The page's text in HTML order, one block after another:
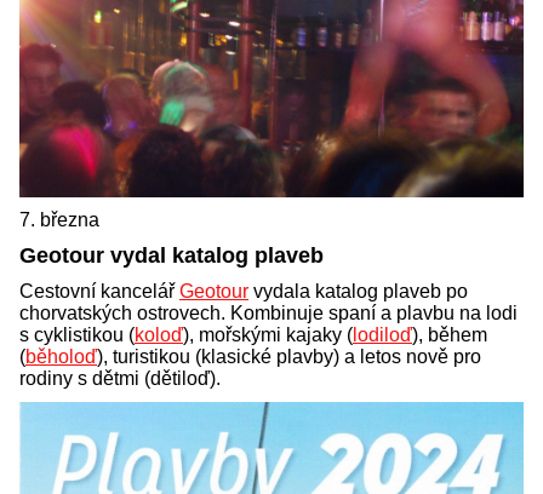
7. března
Geotour vydal katalog plaveb
Cestovní kancelář Geotour vydala katalog plaveb po
chorvatských ostrovech. Kombinuje spaní a plavbu na lodi
s cyklistikou (koloď), mořskými kajaky ( lodiloď), během
(běholoď), turistikou (klasické plavby) a letos nově pro
rodiny s dětmi (dětiloď).